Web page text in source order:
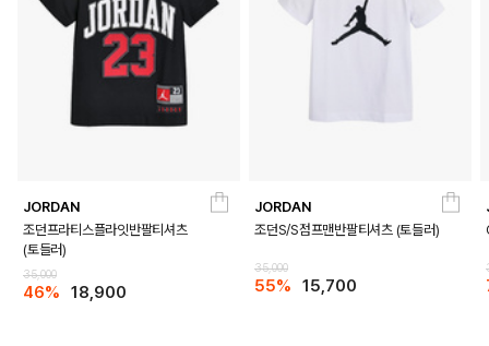
JORDAN
조던프라티스플라잇반팔티셔츠
(토들러)
35,000
46% 18,900
JORDAN
조던S/S점프맨반팔티셔츠 (토들러)
35,000
55% 15,700